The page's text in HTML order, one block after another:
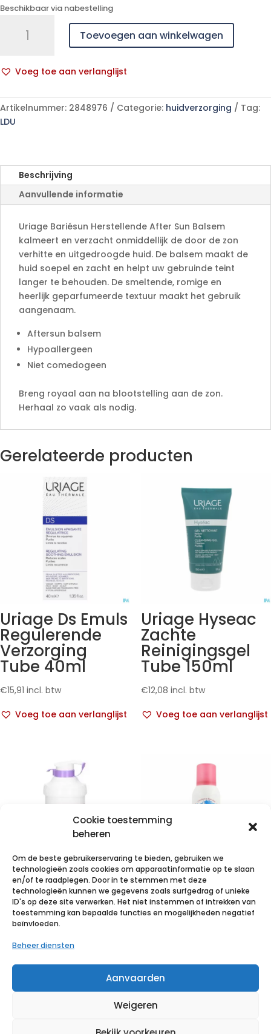
Cookie toestemming
beheren
Om de beste gebruikerservaring te bieden, gebruiken we
technologieën zoals cookies om apparaatinformatie op te slaan
en/of te raadplegen. Door in te stemmen met deze
technologieën kunnen we gegevens zoals surfgedrag of unieke
ID's op deze site verwerken. Het niet instemmen of intrekken van
toestemming kan bepaalde functies en mogelijkheden negatief
beïnvloeden.
Beheer diensten
Aanvaarden
Weigeren
Beschikbaar via nabestelling
Bariesun
After
150ml
aantal
Toevoegen aan winkelwagen
Voeg toe aan verlanglijst
l
t
e
a
t
Artikelnummer: 2848976 Categorie: huidverzorging
Tag:
LDU
Beschrijving
Aanvullende informatie
Uriage Bariésun Herstellende After Sun Balsem
kalmeert en verzacht onmiddellijk de door de zon
verhitte en uitgedroogde huid. De balsem maakt de
huid soepel en zacht en helpt uw gebruinde teint
langer te behouden. De smeltende, romige en
heerlijk geparfumeerde textuur maakt het gebruik
aangenaam.
Aftersun balsem
Hypoallergeen
Niet comedogeen
Breng royaal aan na blootstelling aan de zon.
Herhaal zo vaak als nodig.
Gerelateerde producten
Uriage Ds Emuls
Regulerende
Verzorging
Tube 40ml
€15,91 incl. btw
Voeg toe aan verlanglijst
Uriage Hyseac
Zachte
Reinigingsgel
Tube 150ml
€12,08 incl. btw
Voeg toe aan verlanglijst
Epaderm
Creme 500g
99400824
Voeg toe aan verlanglijst
Verstuiver 150
ml 1 p/s
Voeg toe aan verlanglijst